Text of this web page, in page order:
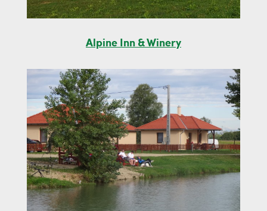
Alpine Inn & Winery